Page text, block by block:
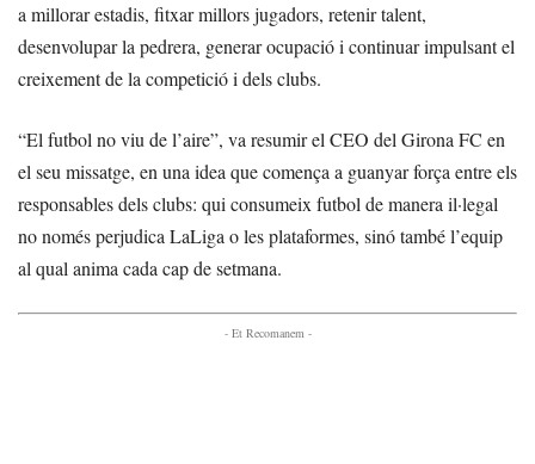
a millorar estadis, fitxar millors jugadors, retenir talent,
desenvolupar la pedrera, generar ocupació i continuar impulsant el
creixement de la competició i dels clubs.
“El futbol no viu de l’aire”, va resumir el CEO del Girona FC en
el seu missatge, en una idea que comença a guanyar força entre els
responsables dels clubs: qui consumeix futbol de manera il·legal
no només perjudica LaLiga o les plataformes, sinó també l’equip
al qual anima cada cap de setmana.
- Et Recomanem -